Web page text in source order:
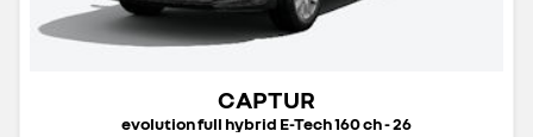
CAPTUR
evolution full hybrid E-Tech 160 ch - 26